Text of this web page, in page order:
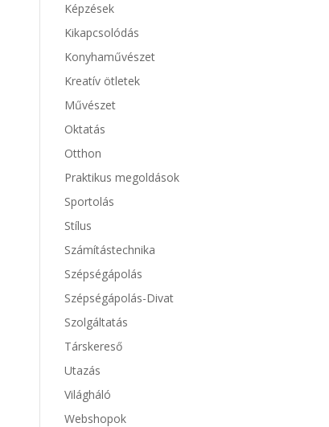
Képzések
Kikapcsolódás
Konyhaművészet
Kreatív ötletek
Művészet
Oktatás
Otthon
Praktikus megoldások
Sportolás
Stílus
Számítástechnika
Szépségápolás
Szépségápolás-Divat
Szolgáltatás
Társkereső
Utazás
Világháló
Webshopok